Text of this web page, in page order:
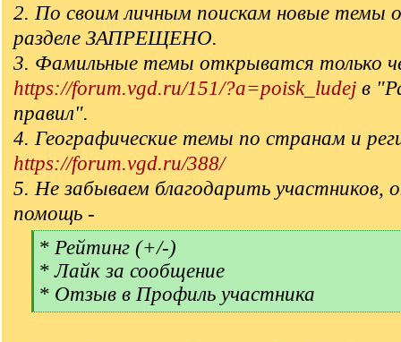
2. По своим личным поискам новые темы
разделе ЗАПРЕЩЕНО.
3. Фамильные темы открыватся только
https://forum.vgd.ru/151/?a=poisk_ludej в
правил".
4. Географические темы по странам и
https://forum.vgd.ru/388/
5. Не забываем благодарить участников,
помощь -
[
]
* Рейтинг (+/-)
* Лайк за сообщение
* Отзыв в Профиль участника
[